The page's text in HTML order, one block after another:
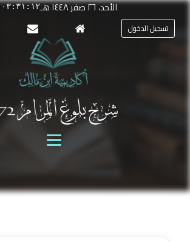
تسجيل الدخول
الأحد، ٢٦ صفر ١٤٤٨ هـ ٠٣:٣١:١٢ م
شرح بلوغ المرام 272